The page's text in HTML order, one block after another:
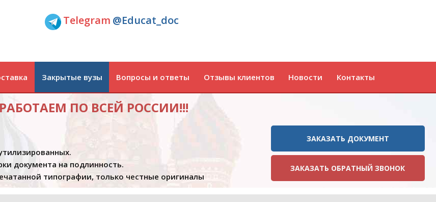
Telegram @Educat_doc
Закрытые вузы Вопросы и ответы Отзывы клиентов Новости Контакты
РАБОТАЕМ ПО ВСЕЙ РОССИИ!!!
документа на подлинность.
типографии, только честные оригиналы
ЗАКАЗАТЬ ДОКУМЕНТ
ЗАКАЗАТЬ ОБРАТНЫЙ ЗВОНОК